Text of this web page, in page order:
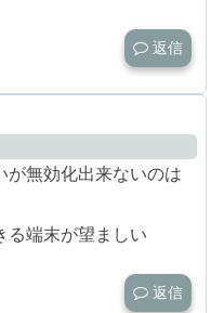
返信
が無効化出来ないのは
る端末が望ましい
返信